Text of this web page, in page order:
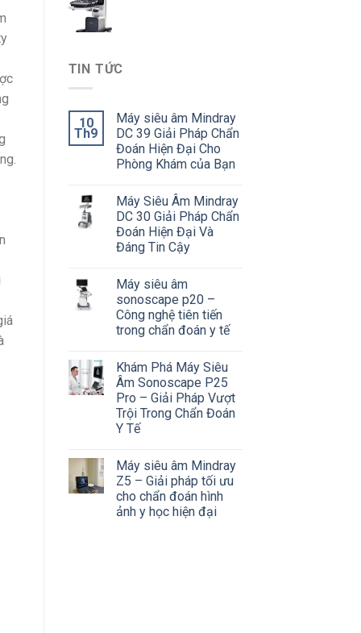
TIN TỨC
10
Th9
Máy siêu âm Mindray
DC 39 Giải Pháp Chẩn
Đoán Hiện Đại Cho
Phòng Khám của Bạn
Máy Siêu Âm Mindray
DC 30 Giải Pháp Chẩn
Đoán Hiện Đại Và
Đáng Tin Cậy
Máy siêu âm
sonoscape p20 –
Công nghệ tiên tiến
trong chẩn đoán y tế
Khám Phá Máy Siêu
Âm Sonoscape P25
Pro – Giải Pháp Vượt
Trội Trong Chẩn Đoán
Y Tế
Máy siêu âm Mindray
Z5 – Giải pháp tối ưu
cho chẩn đoán hình
ảnh y học hiện đại